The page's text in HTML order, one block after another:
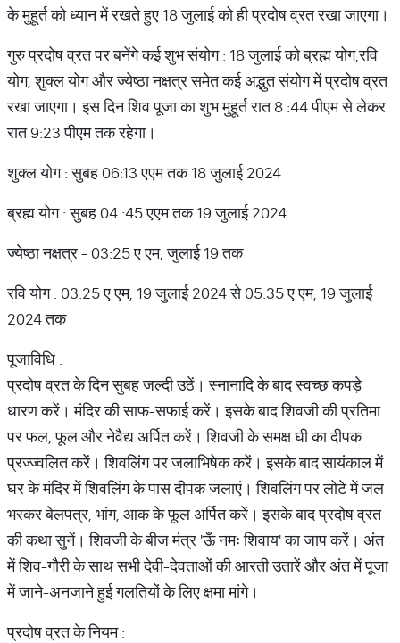
के मुहूर्त को ध्यान में रखते हुए 18 जुलाई को ही प्रदोष व्रत रखा जाएगा।
गुरु प्रदोष व्रत पर बनेंगे कई शुभ संयोग : 18 जुलाई को ब्रह्म योग,रवि
योग, शुक्ल योग और ज्येष्ठा नक्षत्र समेत कई अद्भुत संयोग में प्रदोष व्रत
रखा जाएगा। इस दिन शिव पूजा का शुभ मुहूर्त रात 8 :44 पीएम से लेकर
रात 9:23 पीएम तक रहेगा।
शुक्ल योग : सुबह 06:13 एएम तक 18 जुलाई 2024
ब्रह्म योग : सुबह 04 :45 एएम तक 19 जुलाई 2024
ज्येष्ठा नक्षत्र - 03:25 ए एम, जुलाई 19 तक
रवि योग : 03:25 ए एम, 19 जुलाई 2024 से 05:35 ए एम, 19 जुलाई
2024 तक
पूजाविधि :
प्रदोष व्रत के दिन सुबह जल्दी उठें। स्नानादि के बाद स्वच्छ कपड़े
धारण करें। मंदिर की साफ-सफाई करें। इसके बाद शिवजी की प्रतिमा
पर फल, फूल और नेवैद्य अर्पित करें। शिवजी के समक्ष घी का दीपक
प्रज्ज्वलित करें। शिवलिंग पर जलाभिषेक करें। इसके बाद सायंकाल में
घर के मंदिर में शिवलिंग के पास दीपक जलाएं। शिवलिंग पर लोटे में जल
भरकर बेलपत्र, भांग, आक के फूल अर्पित करें। इसके बाद प्रदोष व्रत
की कथा सुनें। शिवजी के बीज मंत्र 'ऊँ नमः शिवाय' का जाप करें। अंत
में शिव-गौरी के साथ सभी देवी-देवताओं की आरती उतारें और अंत में पूजा
में जाने-अनजाने हुई गलतियों के लिए क्षमा मांगे।
प्रदोष व्रत के नियम :